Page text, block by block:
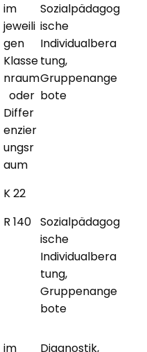
im
jeweili
gen
Klasse
nraum
oder
Differ
enzier
ungsr
aum
K 22
Sozialpädagog
ische
Individualbera
tung,
Gruppenange
bote
R 140 Sozialpädagog
ische
Individualbera
tung,
Gruppenange
bote
im
Diagnostik,